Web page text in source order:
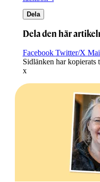
Dela
Dela den här
Facebook Twitter/X
Sidlänken har
x